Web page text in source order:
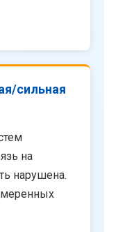
сильная
на
нарушена.